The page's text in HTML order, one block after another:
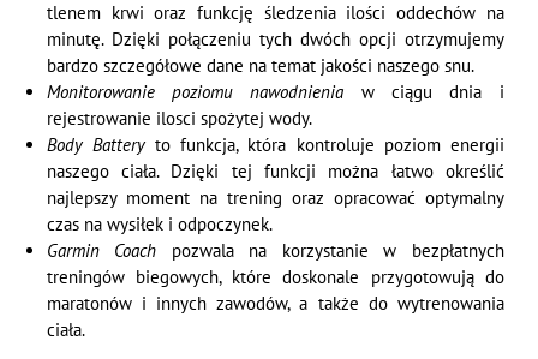
tlenem krwi oraz funkcję śledzenia ilości oddechów na
minutę. Dzięki połączeniu tych dwóch opcji otrzymujemy
bardzo szczegółowe dane na temat jakości naszego snu.
Monitorowanie poziomu nawodnienia w ciągu dnia i
rejestrowanie ilosci spożytej wody.
Body Batteryto funkcja, która kontroluje poziom energii
naszego ciała. Dzięki tej funkcji można łatwo określić
najlepszy moment na trening oraz opracować optymalny
czas na wysiłek i odpoczynek.
Garmin Coach pozwala na korzystanie w bezpłatnych
treningów biegowych, które doskonale przygotowują do
maratonów i innych zawodów, a także do wytrenowania
ciała.